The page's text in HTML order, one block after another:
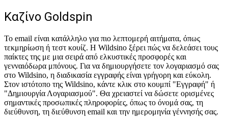
Καζίνο Goldspin
Το email είναι κατάλληλο για πιο λεπτομερή αιτήματα, όπως
τεκμηρίωση ή τεστ κουίζ. Η Wildsino ξέρει πώς να δελεάσει τους
παίκτες της με μια σειρά από ελκυστικές προσφορές και
γενναιόδωρα μπόνους. Για να δημιουργήσετε τον λογαριασμό σας
στο Wildsino, η διαδικασία εγγραφής είναι γρήγορη και εύκολη.
Στον ιστότοπο της Wildsino, κάντε κλικ στο κουμπί "Εγγραφή" ή
"Δημιουργία Λογαριασμού". Θα χρειαστεί να δώσετε ορισμένες
σημαντικές προσωπικές πληροφορίες, όπως το όνομά σας, τη
διεύθυνση, τη διεύθυνση email και την ημερομηνία γέννησής σας.